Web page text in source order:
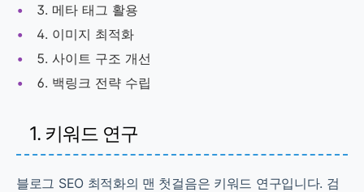
메타 태그 활용
이미지 최적화
사이트 구조 개선
백링크 전략 수립
1. 키워드 연구
블로그 SEO 최적화의 맨 첫걸음은 키워드 연구입니다. 검